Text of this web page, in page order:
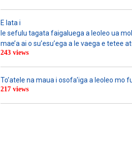
E lata i
le sefulu tagata faigaluega a leoleo ua
mae’a ai o su’esu’ega a le vaega e tetee
243 views
To’atele na maua i osofa’iga a leoleo mo
217 views